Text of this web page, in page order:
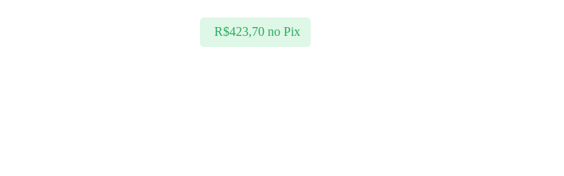
R$423,70 no Pix